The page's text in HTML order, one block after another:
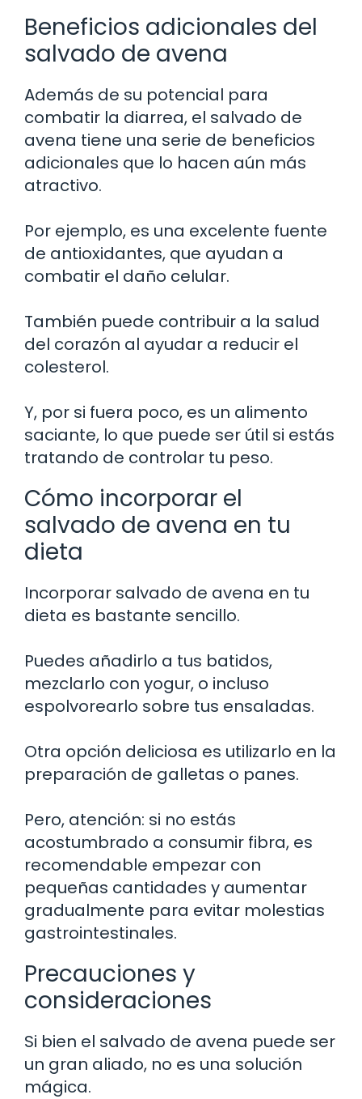
Beneficios adicionales del
salvado de avena
Además de su potencial para
combatir la diarrea, el salvado de
avena tiene una serie de beneficios
adicionales que lo hacen aún más
atractivo.
Por ejemplo, es una excelente fuente
de antioxidantes, que ayudan a
combatir el daño celular.
También puede contribuir a la salud
del corazón al ayudar a reducir el
colesterol.
Y, por si fuera poco, es un alimento
saciante, lo que puede ser útil si estás
tratando de controlar tu peso.
Cómo incorporar el
salvado de avena en tu
dieta
Incorporar salvado de avena en tu
dieta es bastante sencillo.
Puedes añadirlo a tus batidos,
mezclarlo con yogur, o incluso
espolvorearlo sobre tus ensaladas.
Otra opción deliciosa es utilizarlo en la
preparación de galletas o panes.
Pero, atención: si no estás
acostumbrado a consumir fibra, es
recomendable empezar con
pequeñas cantidades y aumentar
gradualmente para evitar molestias
gastrointestinales.
Precauciones y
consideraciones
Si bien el salvado de avena puede ser
un gran aliado, no es una solución
mágica.